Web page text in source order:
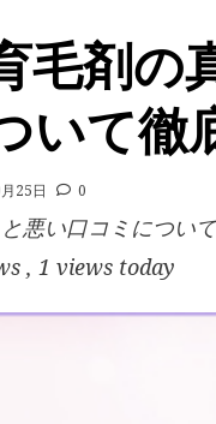
毛剤の
いて徹
25日 0
悪い口コミについ
, 1 views today